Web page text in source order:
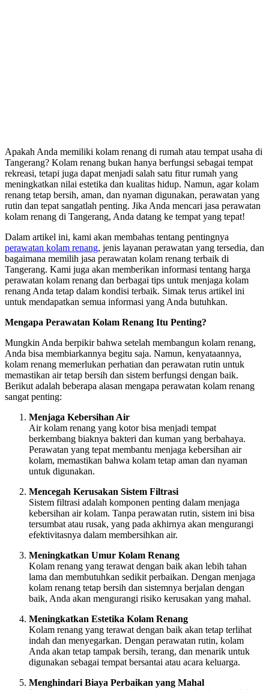
Apakah Anda memiliki kolam renang di rumah atau tempat usaha di
Tangerang? Kolam renang bukan hanya berfungsi sebagai tempat
rekreasi, tetapi juga dapat menjadi salah satu fitur rumah yang
meningkatkan nilai estetika dan kualitas hidup. Namun, agar kolam
renang tetap bersih, aman, dan nyaman digunakan, perawatan yang
rutin dan tepat sangatlah penting. Jika Anda mencari jasa perawatan
kolam renang di Tangerang, Anda datang ke tempat yang tepat!
Dalam artikel ini, kami akan membahas tentang pentingnya
perawatan kolam renang, jenis layanan perawatan yang tersedia, dan
bagaimana memilih jasa perawatan kolam renang terbaik di
Tangerang. Kami juga akan memberikan informasi tentang harga
perawatan kolam renang dan berbagai tips untuk menjaga kolam
renang Anda tetap dalam kondisi terbaik. Simak terus artikel ini
untuk mendapatkan semua informasi yang Anda butuhkan.
Mengapa Perawatan Kolam Renang Itu Penting?
Mungkin Anda berpikir bahwa setelah membangun kolam renang,
Anda bisa membiarkannya begitu saja. Namun, kenyataannya,
kolam renang memerlukan perhatian dan perawatan rutin untuk
memastikan air tetap bersih dan sistem berfungsi dengan baik.
Berikut adalah beberapa alasan mengapa perawatan kolam renang
sangat penting:
Menjaga Kebersihan Air
Air kolam renang yang kotor bisa menjadi tempat
berkembang biaknya bakteri dan kuman yang berbahaya.
Perawatan yang tepat membantu menjaga kebersihan air
kolam, memastikan bahwa kolam tetap aman dan nyaman
untuk digunakan.
Mencegah Kerusakan Sistem Filtrasi
Sistem filtrasi adalah komponen penting dalam menjaga
kebersihan air kolam. Tanpa perawatan rutin, sistem ini bisa
tersumbat atau rusak, yang pada akhirnya akan mengurangi
efektivitasnya dalam membersihkan air.
Meningkatkan Umur Kolam Renang
Kolam renang yang terawat dengan baik akan lebih tahan
lama dan membutuhkan sedikit perbaikan. Dengan menjaga
kolam renang tetap bersih dan sistemnya berjalan dengan
baik, Anda akan mengurangi risiko kerusakan yang mahal.
Meningkatkan Estetika Kolam Renang
Kolam renang yang terawat dengan baik akan tetap terlihat
indah dan menyegarkan. Dengan perawatan rutin, kolam
Anda akan tetap tampak bersih, terang, dan menarik untuk
digunakan sebagai tempat bersantai atau acara keluarga.
Menghindari Biaya Perbaikan yang Mahal